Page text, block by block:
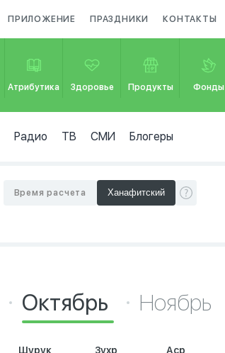
ПРИЛОЖЕНИЕ ПРАЗДНИКИ КОНТАКТЫ
Атрибутика Здоровье Продукты Фонды
Радио ТВ СМИ Блогеры
Время расчета
Октябрь Ноябрь
Шурук Зухр Аср